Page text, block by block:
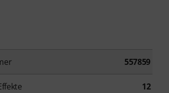
557859
12